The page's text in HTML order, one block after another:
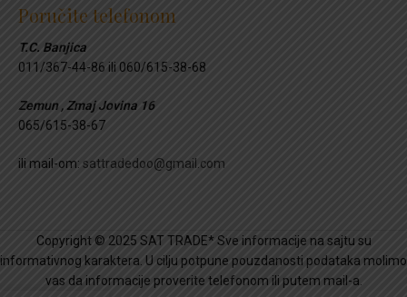
Poručite telefonom
T.C. Banjica
011/367-44-86 ili 060/615-38-68
Zemun , Zmaj Jovina 16
065/615-38-67
ili mail-om: sattradedoo@gmail.com
Copyright © 2025 SAT TRADE* Sve informacije na sajtu su
informativnog karaktera. U cilju potpune pouzdanosti podataka molimo
vas da informacije proverite telefonom ili putem mail-a.